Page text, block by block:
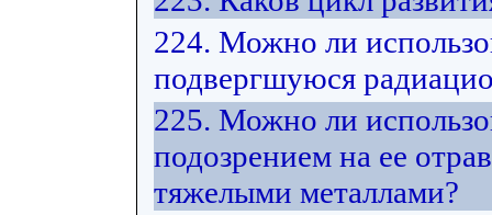
224. Можно ли
подвергшуюся
225. Можно ли
подозрением на ее
тяжелыми металлами?